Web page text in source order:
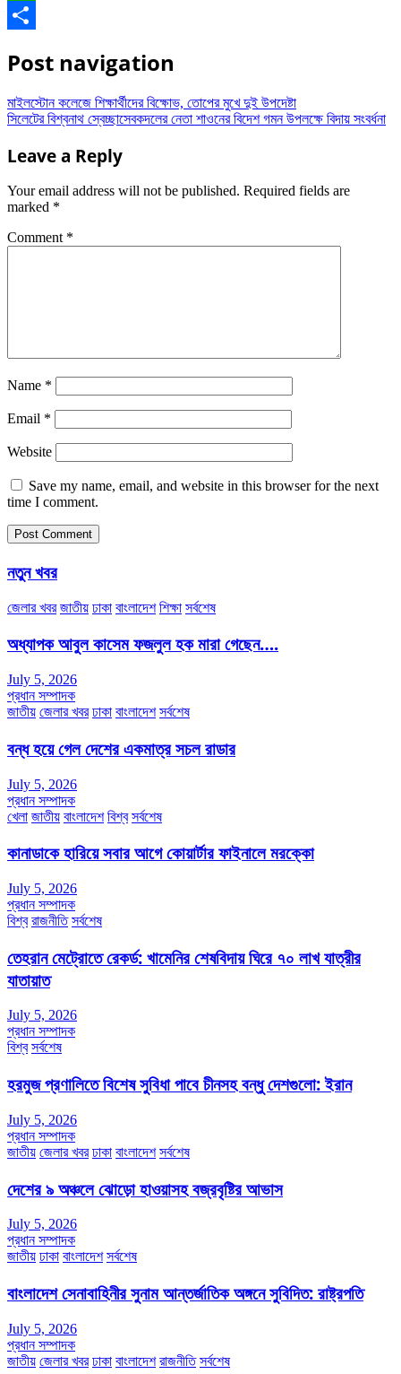
WhatsApp
Post navigation
মাইলস্টোন কলেজে শিক্ষার্থীদের বিক্ষোভ, তোপের মুখে দুই উপদেষ্টা
সিলেটের বিশ্বনাথ স্বেচ্ছাসেবকদলের নেতা শাওনের বিদেশ গমন উপলক্ষে বিদায় সংবর্ধনা
Leave a Reply
Your email address will not be published. Required fields are
marked *
Comment *
Name *
Email *
Website
Save my name, email, and website in this browser for the next
time I comment.
নতুন খবর
জেলার খবর জাতীয় ঢাকা বাংলাদেশ শিক্ষা সর্বশেষ
অধ্যাপক আবুল কাসেম ফজলুল হক মারা গেছেন….
July 5, 2026
প্রধান সম্পাদক
জাতীয় জেলার খবর ঢাকা বাংলাদেশ সর্বশেষ
বন্ধ হয়ে গেল দেশের একমাত্র সচল রাডার
July 5, 2026
প্রধান সম্পাদক
খেলা জাতীয় বাংলাদেশ বিশ্ব সর্বশেষ
কানাডাকে হারিয়ে সবার আগে কোয়ার্টার ফাইনালে মরক্কো
July 5, 2026
প্রধান সম্পাদক
বিশ্ব রাজনীতি সর্বশেষ
তেহরান মেট্রোতে রেকর্ড: খামেনির শেষবিদায় ঘিরে ৭০ লাখ যাত্রীর
যাতায়াত
July 5, 2026
প্রধান সম্পাদক
বিশ্ব সর্বশেষ
হরমুজ প্রণালিতে বিশেষ সুবিধা পাবে চীনসহ বন্ধু দেশগুলো: ইরান
July 5, 2026
প্রধান সম্পাদক
জাতীয় জেলার খবর ঢাকা বাংলাদেশ সর্বশেষ
দেশের ৯ অঞ্চলে ঝোড়ো হাওয়াসহ বজ্রবৃষ্টির আভাস
July 5, 2026
প্রধান সম্পাদক
জাতীয় ঢাকা বাংলাদেশ সর্বশেষ
বাংলাদেশ সেনাবাহিনীর সুনাম আন্তর্জাতিক অঙ্গনে সুবিদিত: রাষ্ট্রপতি
July 5, 2026
প্রধান সম্পাদক
জাতীয় জেলার খবর ঢাকা বাংলাদেশ রাজনীতি সর্বশেষ